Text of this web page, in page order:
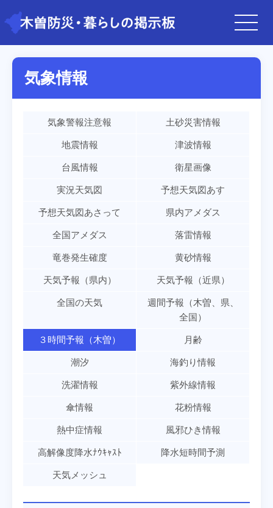
気象情報
気象警報注意報 土砂災害情報
地震情報 津波情報
台風情報 衛星画像
実況天気図 予想天気図あす
予想天気図あさって 県内アメダス
全国アメダス 落雷情報
竜巻発生確度 黄砂情報
天気予報（県内） 天気予報（近県）
全国の天気
週間予報（木曽、県、
全国）
３時間予報（木曽） 月齢
潮汐 海釣り情報
洗濯情報 紫外線情報
傘情報 花粉情報
熱中症情報 風邪ひき情報
高解像度降水ﾅｳｷｬｽﾄ 降水短時間予測
天気メッシュ